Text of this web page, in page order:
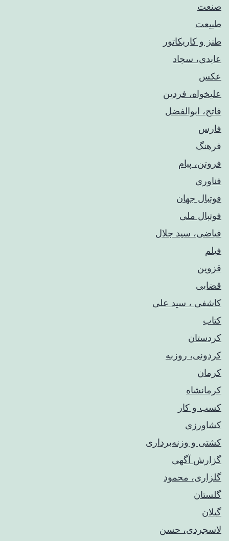
صنعت
طبیعت
طنز و کاریکاتور
عابدی، سجاد
عکس
علیخواه، فردین
فاتح، ابوالفضل
فارس
فرهنگ
فروتن، پیام
فناوری
فوتبال جهان
فوتبال ملی
فیاضی، سید جلال
فیلم
قزوین
قضایی
کاشفی ، سید علی
کتاب
کردستان
کردونی، روزبه
کرمان
کرمانشاه
کسب و کار
کشاورزی
کشتی و وزنه‌برداری
گزارش آگهی
گلزاری، محمود
گلستان
گیلان
لاسجردی، حسن